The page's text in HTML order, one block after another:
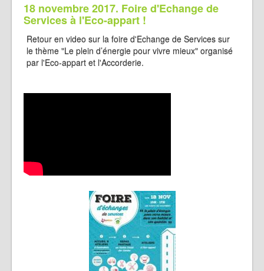
18 novembre 2017. Foire d'Echange de
Services à l'Eco-appart !
Retour en video sur la foire d'Echange de Services sur
le thème "Le plein d’énergie pour vivre mieux" organisé
par l'Eco-appart et l'Accorderie.